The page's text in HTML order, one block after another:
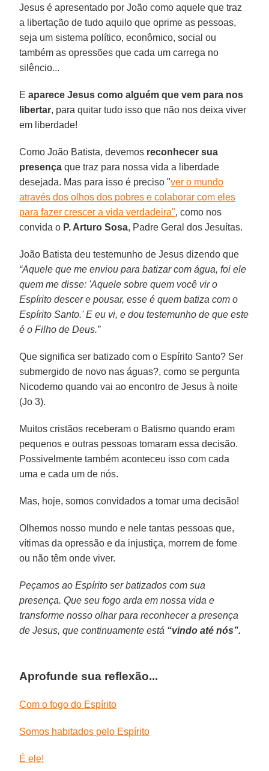
Jesus é apresentado por João como aquele que traz
a libertação de tudo aquilo que oprime as pessoas,
seja um sistema político, econômico, social ou
também as opressões que cada um carrega no
silêncio...
Eaparece Jesus como alguém que vem para nos
libertar, para quitar tudo isso que não nos deixa viver
em liberdade!
Como João Batista, devemos reconhecer sua
presença que traz para nossa vida a liberdade
desejada. Mas para isso é preciso "ver o mundo
através dos olhos dos pobres e colaborar com eles
para fazer crescer a vida verdadeira", como nos
convida o P. Arturo Sosa, Padre Geral dos Jesuítas.
João Batista deu testemunho de Jesus dizendo que
“Aquele que me enviou para batizar com água, foi ele
quem me disse: 'Aquele sobre quem você vir o
Espírito descer e pousar, esse é quem batiza com o
Espírito Santo.' E eu vi, e dou testemunho de que este
é o Filho de Deus.”
Que significa ser batizado com o Espírito Santo? Ser
submergido de novo nas águas?, como se pergunta
Nicodemo quando vai ao encontro de Jesus à noite
(Jo 3).
Muitos cristãos receberam o Batismo quando eram
pequenos e outras pessoas tomaram essa decisão.
Possivelmente também aconteceu isso com cada
uma e cada um de nós.
Mas, hoje, somos convidados a tomar uma decisão!
Olhemos nosso mundo e nele tantas pessoas que,
vítimas da opressão e da injustiça, morrem de fome
ou não têm onde viver.
Peçamos ao Espírito ser batizados com sua
presença. Que seu fogo arda em nossa vida e
transforme nosso olhar para reconhecer a presença
de Jesus, que continuamente está “vindo até nós”.
Aprofunde sua reflexão...
Com o fogo do Espírito
Somos habitados pelo Espírito
É ele!